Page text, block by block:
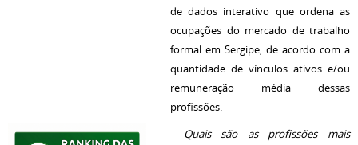
de dados interativo que ordena as
ocupações do mercado de trabalho
formal em Sergipe, de acordo com a
quantidade de vínculos ativos e/ou
remuneração média dessas
profissões.
- Quais são as profissões mais